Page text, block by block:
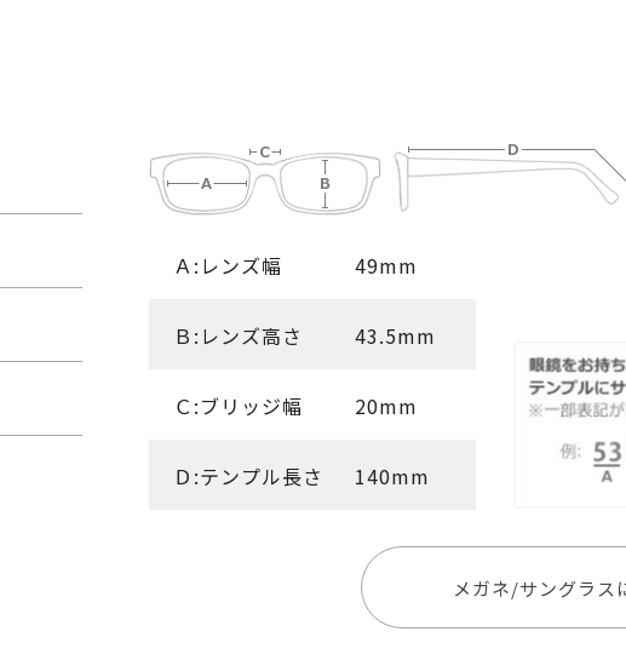
Ａ:レンズ幅 49mm
Ｂ:レンズ高さ 43.5mm
Ｃ:ブリッジ幅 20mm
Ｄ:テンプル長さ 140mm
メガネ/サングラス